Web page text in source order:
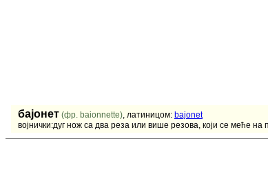
бајонет (фр. baionnette), латиницом: bajonet
војнички:дуг нож са два реза или више резова, који се меће